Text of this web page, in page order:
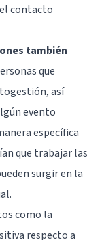
contacto
también
que
así
evento
específica
que trabajar las
surgir en la
como la
respecto a